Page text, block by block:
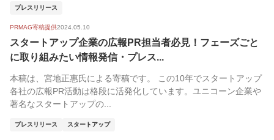
プレスリリース
PRMAG寄稿提供2024.05.10
スタートアップ企業の広報PR担当者必見！フェーズごと
に取り組みたい情報発信・プレス...
本稿は、宮地正惠氏による寄稿です。 この10年でスタートアップ
各社の広報PR活動は格段に活発化しています。ユニコーン企業や
著名なスタートアップの...
プレスリリース スタートアップ